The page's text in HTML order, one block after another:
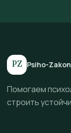
PZ Psiho-Zakon
Помогаем
строить